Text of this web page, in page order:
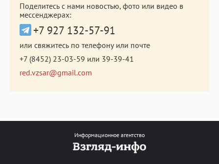
Поделитесь с нами новостью, фото или видео в
мессенджерах:
+7 927 132-57-91
или свяжитесь по телефону или почте
+7 (8452) 23-03-59 или 39-39-41
red.vzsar@gmail.com
Информационное агентство